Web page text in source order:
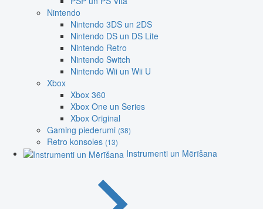
Nintendo
Nintendo 3DS un 2DS
Nintendo DS un DS Lite
Nintendo Retro
Nintendo Switch
Nintendo Wii un Wii U
Xbox
Xbox 360
Xbox One un Series
Xbox Original
Gaming piederumi (38)
Retro konsoles (13)
Instrumenti un Mērīšana